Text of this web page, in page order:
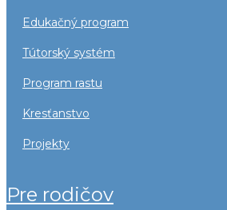
edukačný program
tútorský systém
program rastu
kresťanstvo
projekty
pre rodičov